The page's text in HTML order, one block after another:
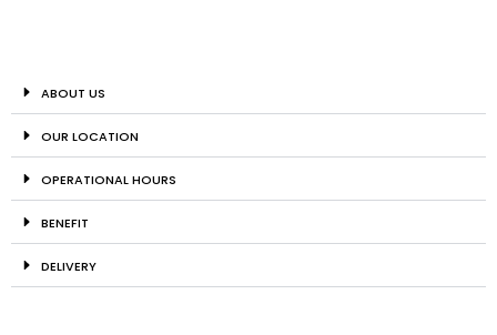
ABOUT US
OUR LOCATION
OPERATIONAL HOURS
BENEFIT
DELIVERY